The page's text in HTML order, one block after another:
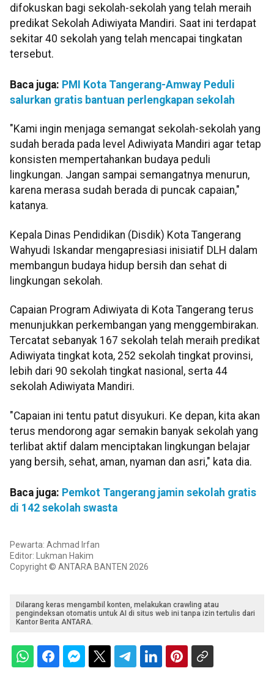
difokuskan bagi sekolah-sekolah yang telah meraih
predikat Sekolah Adiwiyata Mandiri. Saat ini terdapat
sekitar 40 sekolah yang telah mencapai tingkatan
tersebut.
Baca juga: PMI Kota Tangerang-Amway Peduli
salurkan gratis bantuan perlengkapan sekolah
"Kami ingin menjaga semangat sekolah-sekolah yang
sudah berada pada level Adiwiyata Mandiri agar tetap
konsisten mempertahankan budaya peduli
lingkungan. Jangan sampai semangatnya menurun,
karena merasa sudah berada di puncak capaian,"
katanya.
Kepala Dinas Pendidikan (Disdik) Kota Tangerang
Wahyudi Iskandar mengapresiasi inisiatif DLH dalam
membangun budaya hidup bersih dan sehat di
lingkungan sekolah.
Capaian Program Adiwiyata di Kota Tangerang terus
menunjukkan perkembangan yang menggembirakan.
Tercatat sebanyak 167 sekolah telah meraih predikat
Adiwiyata tingkat kota, 252 sekolah tingkat provinsi,
lebih dari 90 sekolah tingkat nasional, serta 44
sekolah Adiwiyata Mandiri.
"Capaian ini tentu patut disyukuri. Ke depan, kita akan
terus mendorong agar semakin banyak sekolah yang
terlibat aktif dalam menciptakan lingkungan belajar
yang bersih, sehat, aman, nyaman dan asri," kata dia.
Baca juga: Pemkot Tangerang jamin sekolah gratis
di 142 sekolah swasta
Pewarta: Achmad Irfan
Editor: Lukman Hakim
Copyright © ANTARA BANTEN 2026
Dilarang keras mengambil konten, melakukan crawling atau
pengindeksan otomatis untuk AI di situs web ini tanpa izin tertulis dari
Kantor Berita ANTARA.